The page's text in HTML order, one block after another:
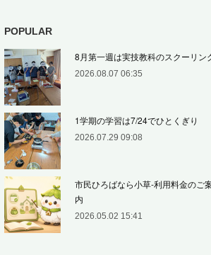
POPULAR
8月第一週は実技教科のスクーリン
2026.08.07 06:35
1学期の学習は7/24でひとくぎり
2026.07.29 09:08
市民ひろばなら小草‐利用料金のご
内
2026.05.02 15:41